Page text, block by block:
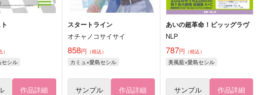
）
セシル
作品詳細
スタートライン
オチャノコサイサイ
858円 （税込）
カミュ×愛島セシル
サンプル 作品詳細
あいの超革命！ビッッグラヴ
NLP
787円 （税込）
美風藍×愛島セシル
サンプル 作品詳細